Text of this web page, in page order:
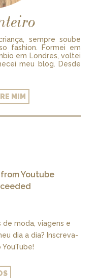
sempre soube
fashion. Formei em
em Londres, voltei
meu blog. Desde
MIM
Youtube
moda, viagens e
dia a dia? Inscreva-